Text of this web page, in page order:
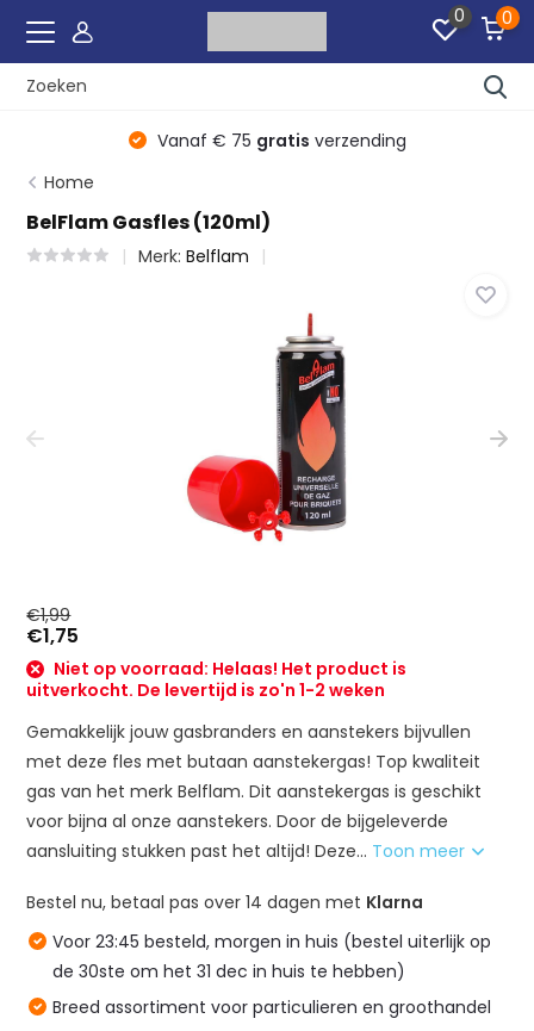
0 0
Vanaf € 75 gratis verzending
Home
BelFlam Gasfles (120ml)
Merk:Belflam
€1,99
€1,75
Niet op voorraad: Helaas! Het product is
uitverkocht. De levertijd is zo'n 1-2 weken
Gemakkelijk jouw gasbranders en aanstekers bijvullen
met deze fles met butaan aanstekergas! Top kwaliteit
gas van het merk Belflam. Dit aanstekergas is geschikt
voor bijna al onze aanstekers. Door de bijgeleverde
aansluiting stukken past het altijd! Deze... Toon meer
Bestel nu, betaal pas over 14 dagen met Klarna
Voor 23:45 besteld, morgen in huis (bestel uiterlijk op
de 30ste om het 31 dec in huis te hebben)
Breed assortiment voor particulieren en groothandel